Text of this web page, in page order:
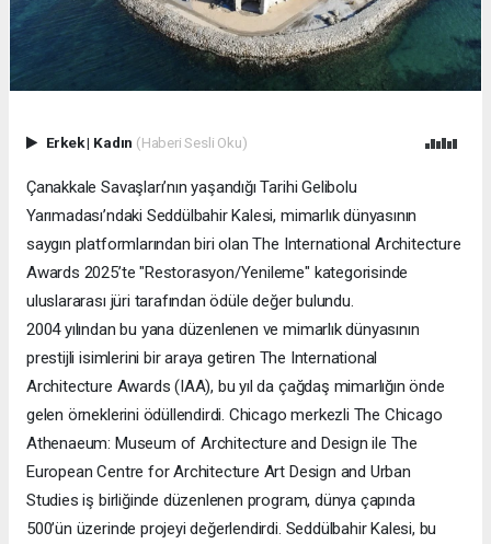
Erkek| Kadın (Haberi Sesli Oku)
Çanakkale Savaşları’nın yaşandığı Tarihi Gelibolu
Yarımadası’ndaki Seddülbahir Kalesi, mimarlık dünyasının
saygın platformlarından biri olan The International Architecture
Awards 2025’te "Restorasyon/Yenileme" kategorisinde
uluslararası jüri tarafından ödüle değer bulundu.
2004 yılından bu yana düzenlenen ve mimarlık dünyasının
prestijli isimlerini bir araya getiren The International
Architecture Awards (IAA), bu yıl da çağdaş mimarlığın önde
gelen örneklerini ödüllendirdi. Chicago merkezli The Chicago
Athenaeum: Museum of Architecture and Design ile The
European Centre for Architecture Art Design and Urban
Studies iş birliğinde düzenlenen program, dünya çapında
500’ün üzerinde projeyi değerlendirdi. Seddülbahir Kalesi, bu